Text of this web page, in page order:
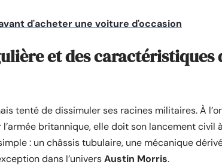
d'acheter une voiture d'occasion
et des caractéristiques
tenté de dissimuler ses racines militaires. À
britannique, elle doit son lancement civil à
: un châssis tubulaire, une mécanique
dans l’universAustin Morris.